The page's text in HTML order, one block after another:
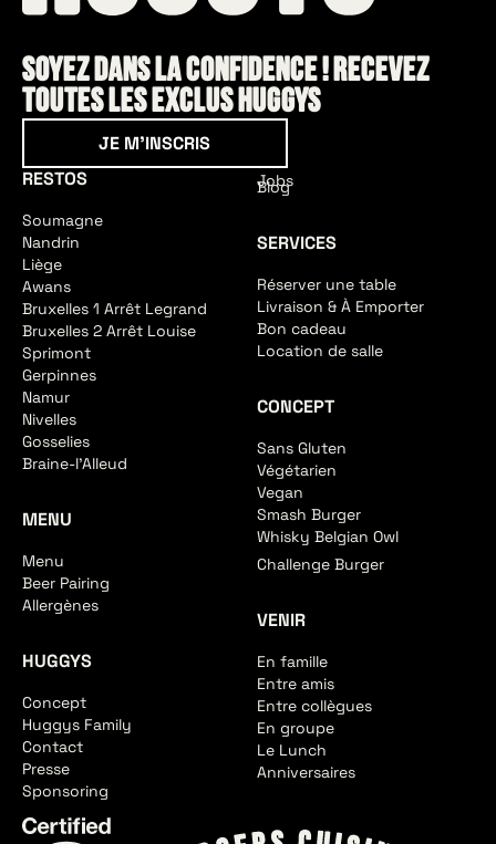
Soyez dans la confidence ! Recevez
toutes les exclus HUGGYS
JE M'INSCRIS
RESTOS
Soumagne
Nandrin
Liège
Awans
Bruxelles 1 Arrêt Legrand
Bruxelles 2 Arrêt Louise
Sprimont
Gerpinnes
Namur
Nivelles
Gosselies
Braine-l'Alleud
MENU
Menu
Beer Pairing
Allergènes
HUGGYS
Concept
Huggys Family
Contact
Presse
Sponsoring
Jobs
Blog
SERVICES
Réserver une table
Livraison & À Emporter
Bon cadeau
Location de salle
CONCEPT
Sans Gluten
Végétarien
Vegan
Smash Burger
Whisky Belgian Owl
Challenge Burger
VENIR
En famille
Entre amis
Entre collègues
En groupe
Le Lunch
Anniversaires